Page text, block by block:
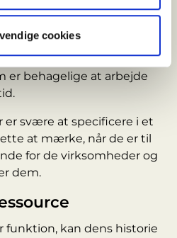
cookies
disse bygninger, fordi
et nybyggeri
der ikke er designet til
er behagelige at arbejde
er svære at specificere i et
at mærke, når de er til
for de virksomheder og
dem.
funktion, kan dens historie